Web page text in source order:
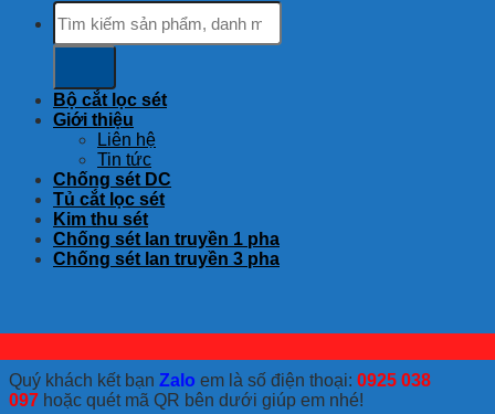
Tìm
kiếm:
Bộ cắt lọc sét
Giới thiệu
Liên hệ
Tin tức
Chống sét DC
Tủ cắt lọc sét
Kim thu sét
Chống sét lan truyền 1 pha
Chống sét lan truyền 3 pha
Quý khách kết bạn Zalo em là số điện thoại: 0925 038
097 hoặc quét mã QR bên dưới giúp em nhé!